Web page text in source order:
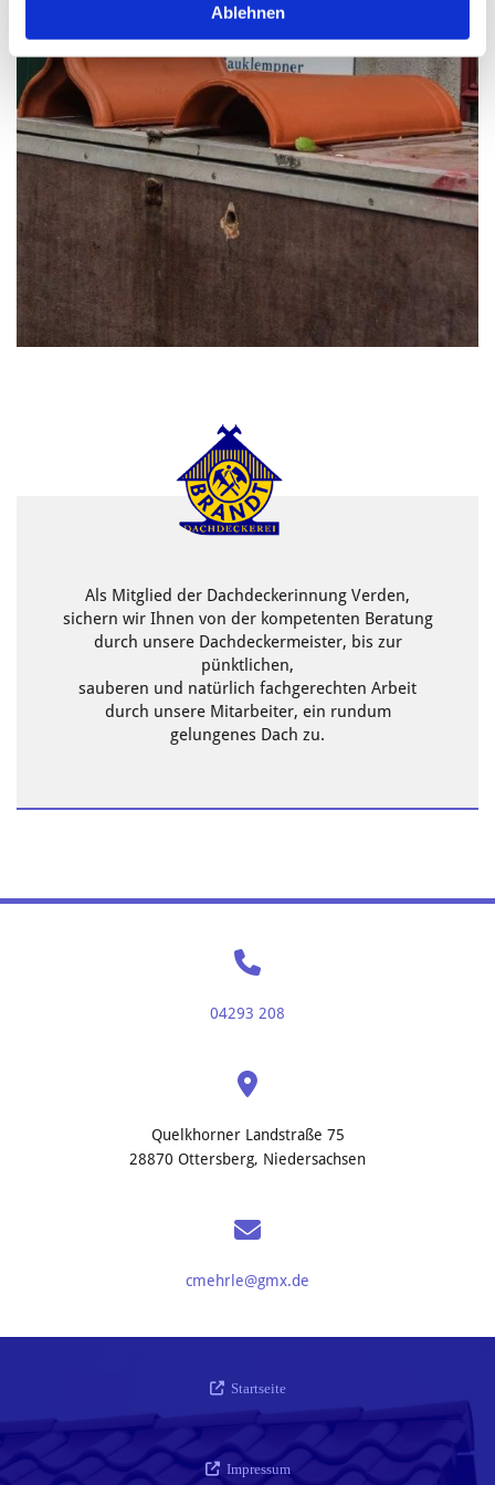
Ablehnen
Als Mitglied der Dachdeckerinnung Verden,
sichern wir Ihnen von der kompetenten Beratung
durch unsere Dachdeckermeister, bis zur
pünktlichen,
sauberen und natürlich fachgerechten Arbeit
durch unsere Mitarbeiter, ein rundum
gelungenes Dach zu.

04293 208

Quelkhorner Landstraße 75
28870 Ottersberg, Niedersachsen

cmehrle@gmx.de
Startseite
Impressum